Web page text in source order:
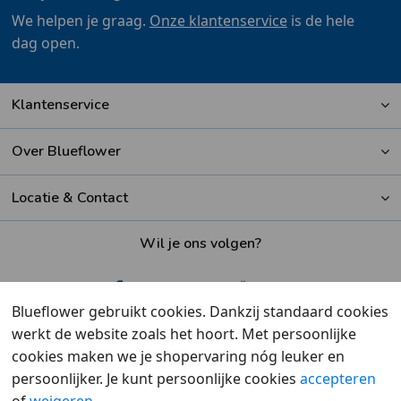
We helpen je graag. Onze klantenserviceis de hele
dag open.
Klantenservice
Over Blueflower
Locatie & Contact
Wil je ons volgen?
Beoordeeld met een 9,6 door klanten
Blueflower gebruikt cookies. Dankzij standaard cookies
werkt de website zoals het hoort. Met persoonlijke
cookies maken we je shopervaring nóg leuker en
persoonlijker. Je kunt persoonlijke cookies accepteren